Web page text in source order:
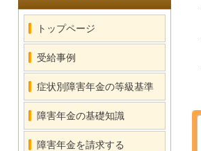
トップページ
受給事例
症状別障害年金の等級基準
障害年金の基礎知識
障害年金を請求する